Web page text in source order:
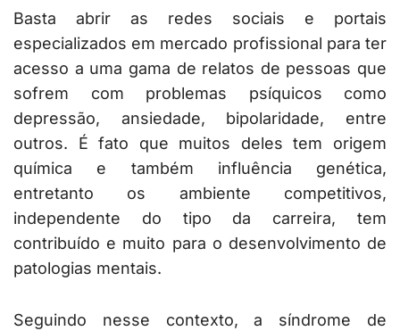
Basta abrir as redes sociais e portais
especializados em mercado profissional para ter
acesso a uma gama de relatos de pessoas que
sofrem com problemas psíquicos como
depressão, ansiedade, bipolaridade, entre
outros. É fato que muitos deles tem origem
química e também influência genética,
entretanto os ambiente competitivos,
independente do tipo da carreira, tem
contribuído e muito para o desenvolvimento de
patologias mentais.
Seguindo nesse contexto, a síndrome de